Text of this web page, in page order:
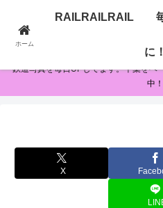
RAILRAILRAIL 毎日
鉄道写真を毎日UPしてます。千葉をベ
中！
X
ホーム
RAILRAILRAIL 毎
に！